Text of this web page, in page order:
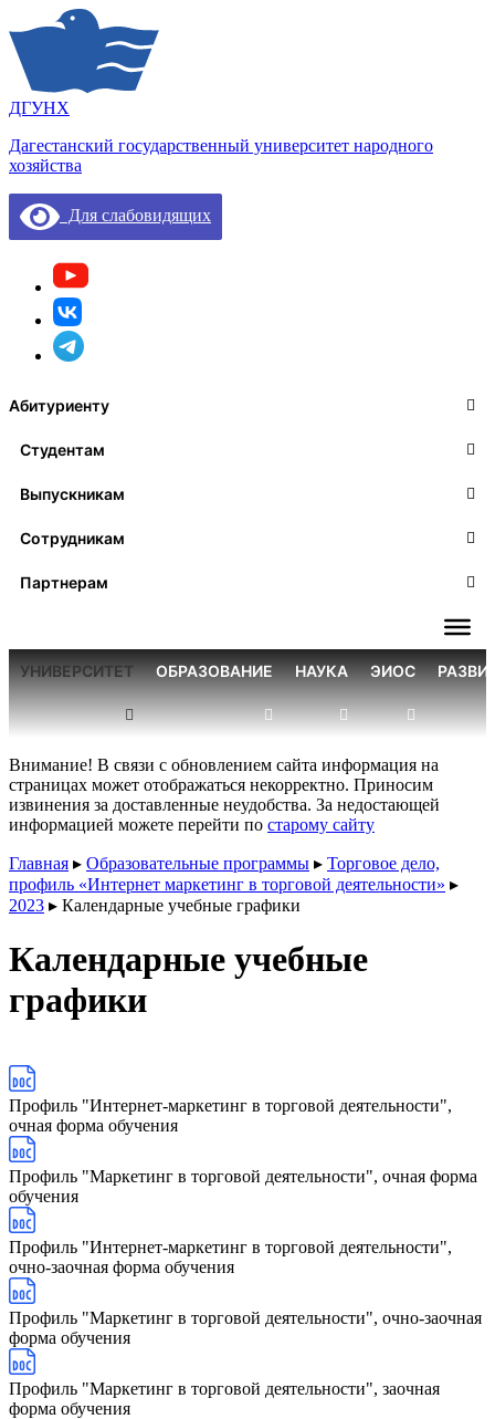
ДГУНХ
Дагестанский государственный университет народного
хозяйства
Для слабовидящих
Абитуриенту
Студентам
Выпускникам
Сотрудникам
Партнерам
УНИВЕРСИТЕТ ОБРАЗОВАНИЕ НАУКА ЭИОС
Внимание! В связи с обновлением сайта информация на
страницах может отображаться некорректно. Приносим
извинения за доставленные неудобства. За недостающей
информацией можете перейти по старому сайту
Главная ▸ Образовательные программы ▸ Торговое дело,
профиль «Интернет маркетинг в торговой деятельности» ▸
2023 ▸ Календарные учебные графики
Календарные учебные
графики
Профиль "Интернет-маркетинг в торговой деятельности",
очная форма обучения
Профиль "Маркетинг в торговой деятельности", очная форма
обучения
Профиль "Интернет-маркетинг в торговой деятельности",
очно-заочная форма обучения
Профиль "Маркетинг в торговой деятельности", очно-заочная
форма обучения
Профиль "Маркетинг в торговой деятельности", заочная
форма обучения